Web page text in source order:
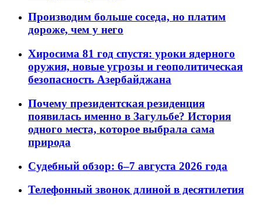
Производим больше соседа, но платим
дороже, чем у него
Хиросима 81 год спустя: уроки ядерного
оружия, новые угрозы и геополитическая
безопасность Азербайджана
Почему президентская резиденция
появилась именно в Загульбе? История
одного места, которое выбрала сама
природа
Судебный обзор: 6–7 августа 2026 года
Телефонный звонок длиной в десятилетия